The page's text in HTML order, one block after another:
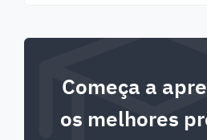
Começa a
os melhores